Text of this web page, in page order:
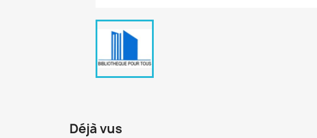
Déjà vus